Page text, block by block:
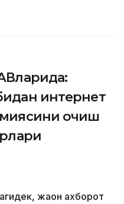
интернет
очиш
жаҳон ахборот